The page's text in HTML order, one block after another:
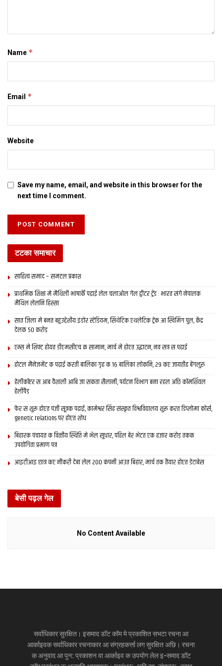
Name *
Email *
Website
Save my name, email, and website in this browser for the
next time I comment.
टटका समाचार
साहित्य समाद – समटल प्रकाश
प्राथमिक शि‍क्षा मे मैथि‍ली भाषाकेँ पढ़ाई लेल चलाओल गेल ट्वीटर ट्रेंड : भारत संगे नेपालक
मैथिल लेलनि हिस्सा
सात जिला मे बनत बहुउद्देशीय इंडोर स्‍टेडि‍यम, सिंथेटिक एथलेटिक ट्रेक आ स्विमिंग पुल, केंद्र
देलक 50 करोड़
एम्स मे शिफ्ट होयत डीएमसीएच क सामान, मार्च मे होएत उद्घाटन, नव सत्र स पढाई
होटल मैनेजमेंट क पढ़ाई करती बालिका गृह क 16 बालिका लोकनि, 29 कए जायतीह बेंगलुरु
हेलीकॉप्टर स आब वैशाली आबि जा सकता सैलानी, पर्यटन विभाग बना रहल अछि कॉमर्शियल
हेलीपैड
फेर स शुरू होएत पंजी सूत्रक पढाई, कामेश्वर सिंह संस्कृत विश्वविद्यालय शुरू करत डिप्लोमा कोर्स,
genetic relations पर होएत शोध
बिहारक पंचायत क वित्‍तीय स्थिति मे भेल सुधार, पहिल बेर भेटत एक हजार करोड़ तकक
उपयोगिता प्रमाण पत्र
आइटीआइ छात्र कए नौकरी देबा लेल 200 कंपनी आउत बिहार, मार्च तक तैयार होएत डेटाबेस
बेसी पढ़ल गेल
No Content Available
सर्वाधिकार सुरक्षित। इसमाद डॉट कॉम मे प्रकाशित सभटा रचना आ
आर्काइवक सर्वाधिकार रचनाकार आ संग्रहकर्त्ता लग सुरक्षित अछि। रचना
क अनुवाद आ पुन: प्रकाशन वा आर्काइव क उपयोग लेल इ-समाद डॉट